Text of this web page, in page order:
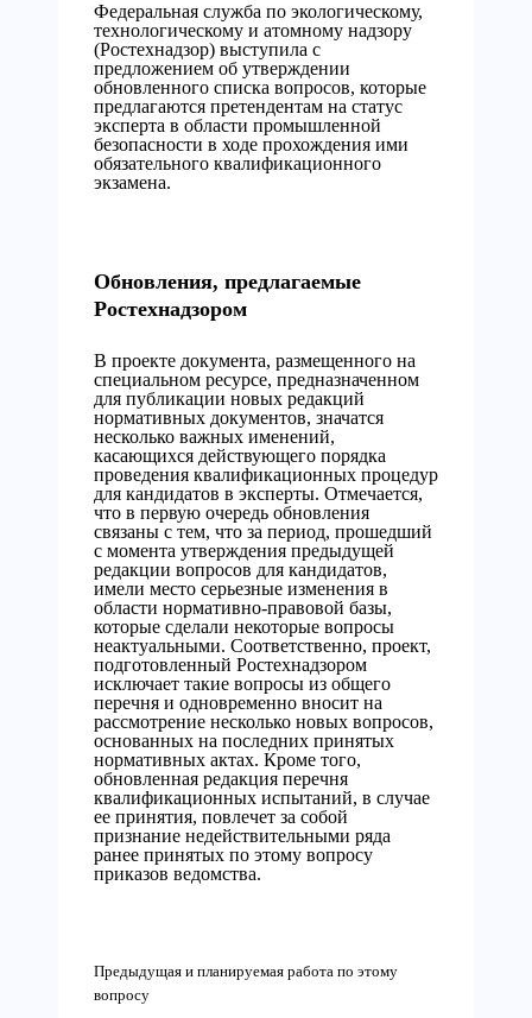
Федеральная служба по экологическому,
технологическому и атомному надзору
(Ростехнадзор) выступила с
предложением об утверждении
обновленного списка вопросов, которые
предлагаются претендентам на статус
эксперта в области промышленной
безопасности в ходе прохождения ими
обязательного квалификационного
экзамена.
Обновления, предлагаемые
Ростехнадзором
В проекте документа, размещенного на
специальном ресурсе, предназначенном
для публикации новых редакций
нормативных документов, значатся
несколько важных именений,
касающихся действующего порядка
проведения квалификационных процедур
для кандидатов в эксперты. Отмечается,
что в первую очередь обновления
связаны с тем, что за период, прошедший
с момента утверждения предыдущей
редакции вопросов для кандидатов,
имели место серьезные изменения в
области нормативно-правовой базы,
которые сделали некоторые вопросы
неактуальными. Соответственно, проект,
подготовленный Ростехнадзором
исключает такие вопросы из общего
перечня и одновременно вносит на
рассмотрение несколько новых вопросов,
основанных на последних принятых
нормативных актах. Кроме того,
обновленная редакция перечня
квалификационных испытаний, в случае
ее принятия, повлечет за собой
признание недействительными ряда
ранее принятых по этому вопросу
приказов ведомства.
Предыдущая и планируемая работа по этому
вопросу